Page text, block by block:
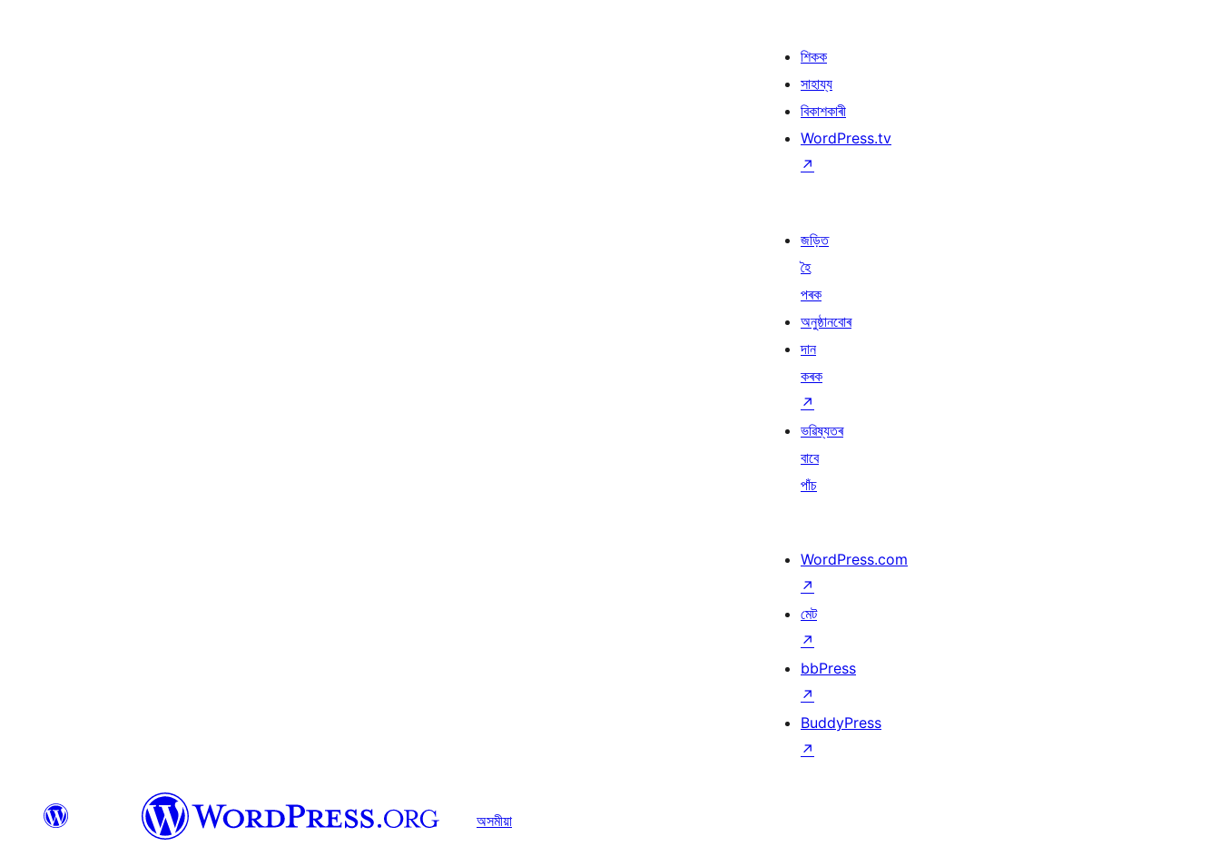
শিকক
সাহায্য
বিকাশকাৰী
WordPress.tv
↗
জড়িত
হৈ
পৰক
অনুষ্ঠানবোৰ
দান
কৰক
↗
ভৱিষ্যতৰ
বাবে
পাঁচ
WordPress.com
↗
মেট
↗
bbPress
↗
BuddyPress
↗
অসমীয়া